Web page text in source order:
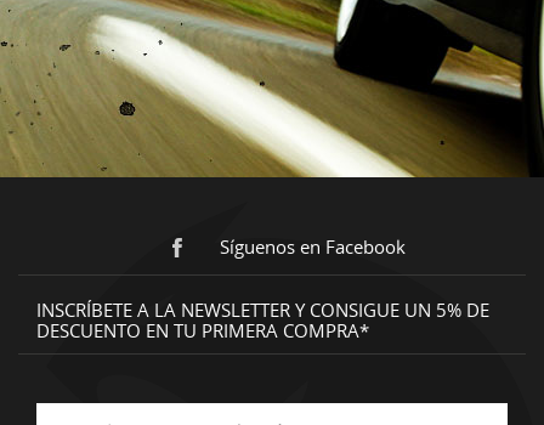
Síguenos en Facebook
INSCRÍBETE A LA NEWSLETTER Y CONSIGUE UN 5% DE
DESCUENTO EN TU PRIMERA COMPRA*